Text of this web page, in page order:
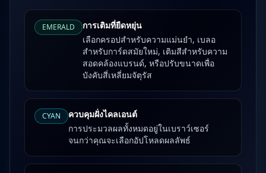
EMERALD
การเติมที่ยืดหยุ่น
เลือกครอปสำหรับความแม่นยำ, เบลอ
สำหรับการ์ดสมัยใหม่, เติมสีสำหรับความ
สอดคล้องแบรนด์, หรือปรับขนาดเพื่อ
บังคับสี่เหลี่ยมจัตุรัส
CYAN
ควบคุมฝั่งไคลเอนต์
การประมวลผลทั้งหมดอยู่ในเบราว์เซอร์
จนกว่าคุณจะเลือกอัปโหลดผลลัพธ์